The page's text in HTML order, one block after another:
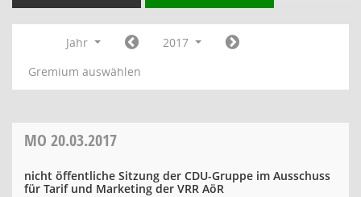
Jahr
2017
Gremium auswählen
MO 20.03.2017
nicht öffentliche Sitzung der CDU-Gruppe im Ausschuss
für Tarif und Marketing der VRR AöR